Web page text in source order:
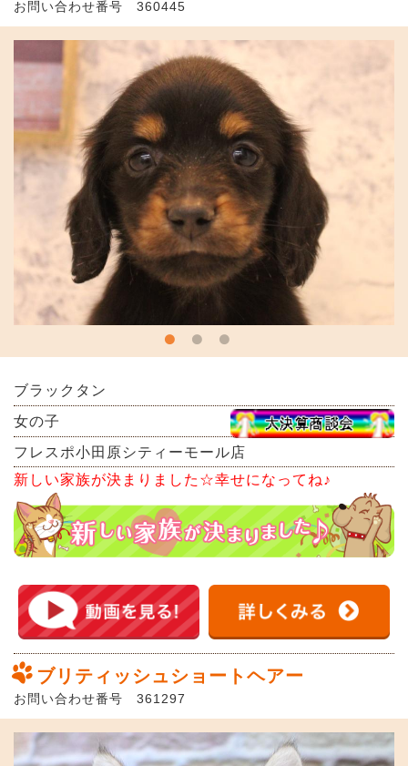
お問い合わせ番号 360445
ブラックタン
女の子
フレスポ小田原シティーモール店
新しい家族が決まりました☆幸せになってね♪
ブリティッシュショートヘアー
お問い合わせ番号 361297